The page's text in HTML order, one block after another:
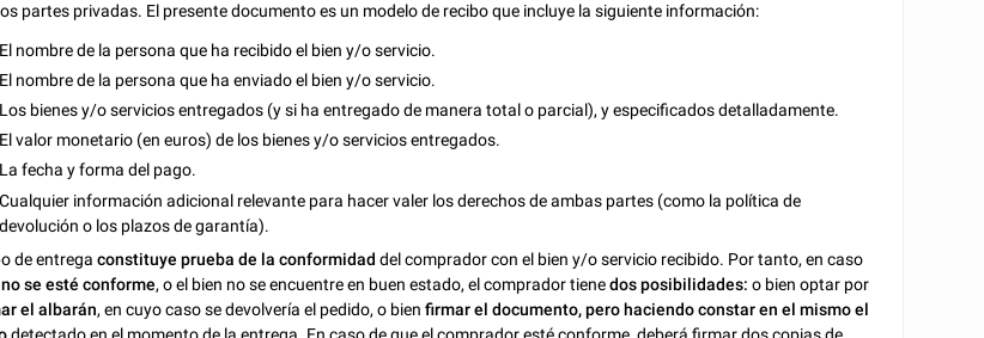
partes privadas. El presente documento es un modelo de recibo que incluye la siguiente información:
El nombre de la persona que ha recibido el bien y/o servicio.
El nombre de la persona que ha enviado el bien y/o servicio.
Los bienes y/o servicios entregados (y si ha entregado de manera total o parcial), y especificados detalladamente.
El valor monetario (en euros) de los bienes y/o servicios entregados.
La fecha y forma del pago.
Cualquier información adicional relevante para hacer valer los derechos de ambas partes (como la política de
devolución o los plazos de garantía).
de entregaconstituye prueba de la conformidad del comprador con el bien y/o servicio recibido. Por tanto, en caso
no se esté conforme, o el bien no se encuentre en buen estado, el comprador tienedos posibilidades: o bien optar por
el albarán, en cuyo caso se devolvería el pedido, o bienfirmar el documento, pero haciendo constar en el mismo el
detectado en el momento de la entrega. En caso de que el comprador esté conforme, deberá firmar dos copias de